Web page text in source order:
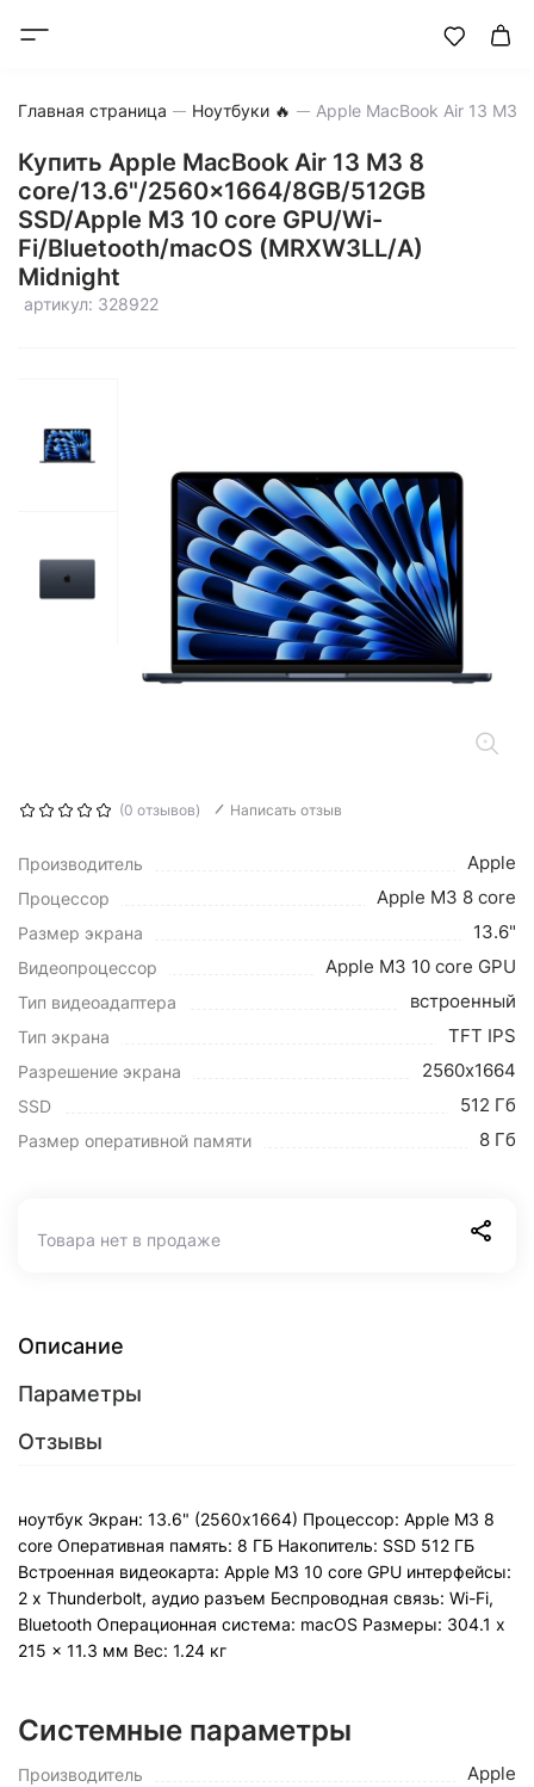
Главная страница Ноутбуки 🔥
Купить Apple MacBook Air 13 M3 8
core/13.6"/2560x1664/8GB/512GB
SSD/Apple M3 10 core GPU/Wi-
Fi/Bluetooth/macOS (MRXW3LL/A)
Midnight
артикул: 328922
(0 отзывов) Написать отзыв
Производитель Apple
Процессор Apple M3 8 core
Размер экрана 13.6"
Видеопроцессор Apple M3 10 core GPU
Тип видеоадаптера встроенный
Тип экрана TFT IPS
Разрешение экрана 2560х1664
SSD 512 Гб
Размер оперативной памяти 8 Гб
Товара нет в продаже
Описание
Параметры
Отзывы
ноутбук Экран: 13.6" (2560x1664) Процессор: Apple M3 8
core Оперативная память: 8 ГБ Накопитель: SSD 512 ГБ
Встроенная видеокарта: Apple M3 10 core GPU интерфейсы:
2 x Thunderbolt, аудио разъем Беспроводная связь: Wi-Fi,
Bluetooth Операционная система: macOS Pазмеры: 304.1 x
215 x 11.3 мм Вес: 1.24 кг
Системные параметры
Производитель Apple